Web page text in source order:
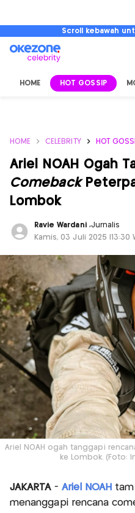
Scroll kebawah
HOME HOT GOSSIP
HOME CELEBRITY HOT
Ariel NOAH Ogah
Comeback
Lombok
Ravie Wardani ,Jurnalis
Kamis, 03 Juli 2025 |13:30
Ariel NOAH ogah tanggapi
ke Lombok. (Foto:
JAKARTA- Ariel NOAH
menanggapi rencana